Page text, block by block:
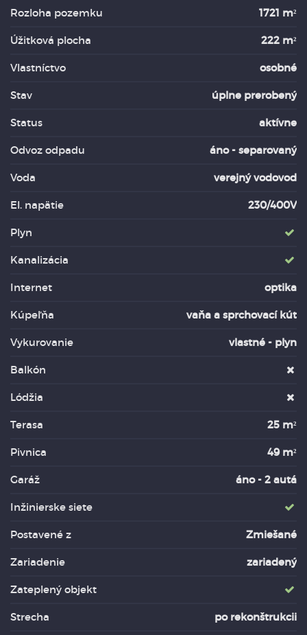
Rozloha pozemku 1721 m²
Úžitková plocha 222 m²
Vlastníctvo osobné
Stav úplne prerobený
Status aktívne
Odvoz odpadu áno - separovaný
Voda verejný vodovod
El. napätie 230/400V
Plyn
Kanalizácia
Internet optika
Kúpeľňa vaňa a sprchovací kút
Vykurovanie vlastné - plyn
Balkón
Lódžia
Terasa 25 m²
Pivnica 49 m²
Garáž áno - 2 autá
Inžinierske siete
Postavené z Zmiešané
Zariadenie zariadený
Zateplený objekt
Strecha po rekonštrukcii